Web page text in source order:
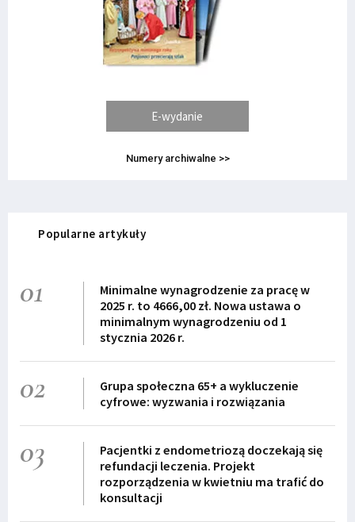
E-wydanie
Numery archiwalne >>
Popularne artykuły
01
Minimalne wynagrodzenie za pracę w
2025 r. to 4666,00 zł. Nowa ustawa o
minimalnym wynagrodzeniu od 1
stycznia 2026 r.
02
Grupa społeczna 65+ a wykluczenie
cyfrowe: wyzwania i rozwiązania
03
Pacjentki z endometriozą doczekają się
refundacji leczenia. Projekt
rozporządzenia w kwietniu ma trafić do
konsultacji